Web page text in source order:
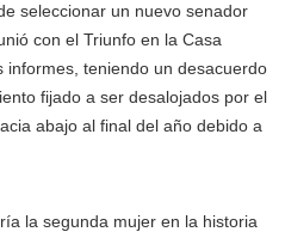
seleccionar un nuevo senador
con el Triunfo en la Casa
informes, teniendo un desacuerdo
fijado a ser desalojados por el
abajo al final del año debido a
la segunda mujer en la historia